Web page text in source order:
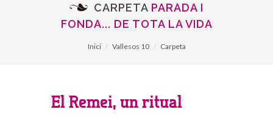
CARPETA PARADA I
FONDA... DE TOTA LA VIDA
Inici Vallesos 10 Carpeta
El Remei, un ritual